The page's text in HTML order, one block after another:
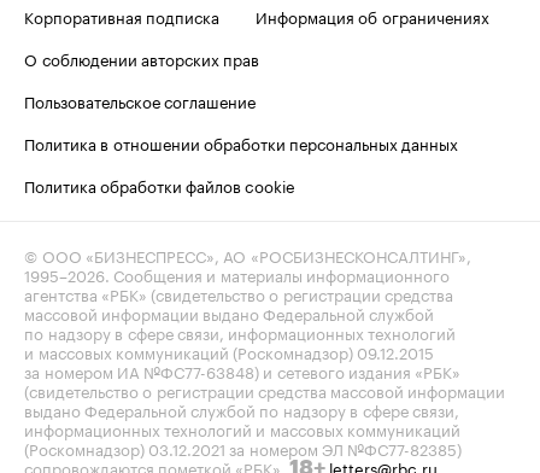
Корпоративная подписка
Информация об ограничениях
О соблюдении авторских прав
Пользовательское соглашение
Политика в отношении обработки персональных данных
Политика обработки файлов cookie
© ООО «БИЗНЕСПРЕСС», АО «РОСБИЗНЕСКОНСАЛТИНГ»,
1995–2026 . Сообщения и материалы информационного
агентства «РБК» (свидетельство о регистрации средства
массовой информации выдано Федеральной службой
по надзору в сфере связи, информационных технологий
и массовых коммуникаций (Роскомнадзор) 09.12.2015
за номером ИА №ФС77-63848) и сетевого издания «РБК»
(свидетельство о регистрации средства массовой информации
выдано Федеральной службой по надзору в сфере связи,
информационных технологий и массовых коммуникаций
(Роскомнадзор) 03.12.2021 за номером ЭЛ №ФС77-82385)
сопровождаются пометкой «РБК». 18+ letters@rbc.ru